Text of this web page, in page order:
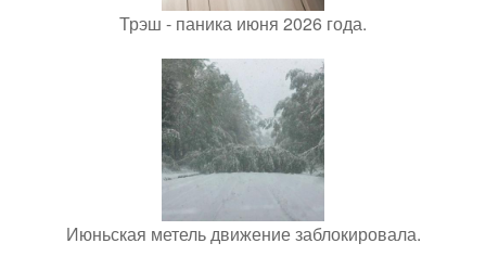
Трэш - паника июня 2026 года.
Июньская метель движение заблокировала.